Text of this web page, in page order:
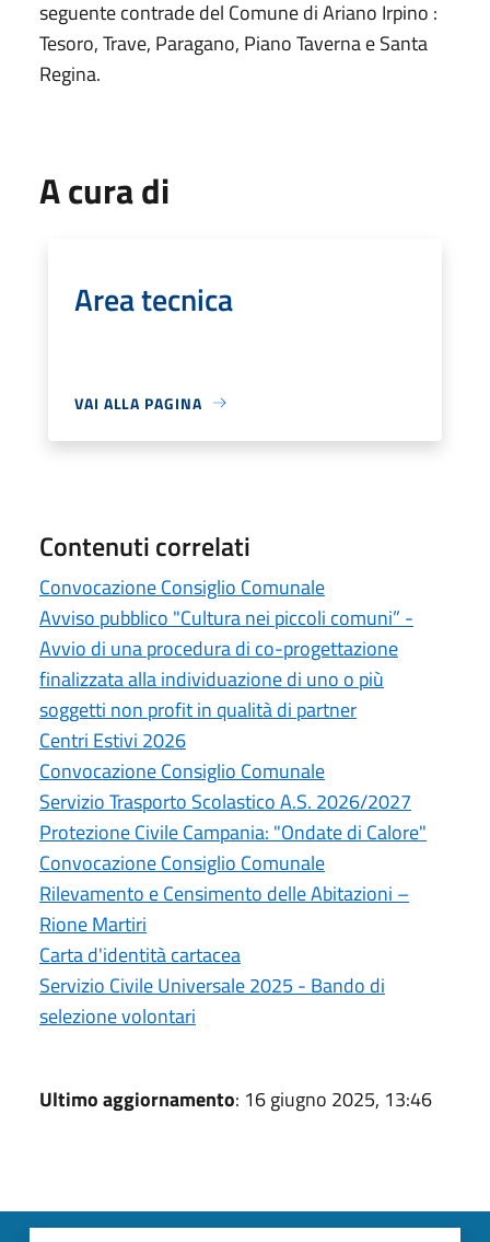
seguente contrade del Comune di Ariano Irpino :
Tesoro, Trave, Paragano, Piano Taverna e Santa
Regina.
A cura di
Area tecnica
VAI ALLA PAGINA
Contenuti correlati
Convocazione Consiglio Comunale
Avviso pubblico "Cultura nei piccoli comuni” -
Avvio di una procedura di co-progettazione
finalizzata alla individuazione di uno o più
soggetti non profit in qualità di partner
Centri Estivi 2026
Convocazione Consiglio Comunale
Servizio Trasporto Scolastico A.S. 2026/2027
Protezione Civile Campania: "Ondate di Calore"
Convocazione Consiglio Comunale
Rilevamento e Censimento delle Abitazioni –
Rione Martiri
Carta d'identità cartacea
Servizio Civile Universale 2025 - Bando di
selezione volontari
Ultimo aggiornamento: 16 giugno 2025, 13:46